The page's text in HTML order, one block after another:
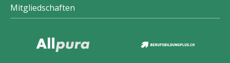
Mitgliedschaften